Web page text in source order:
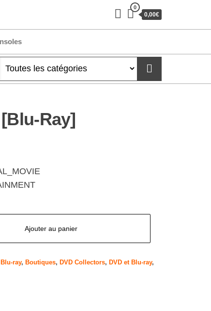
0
0,00€
Ray]
Ajouter au panier
Blu-ray, Boutiques, DVD Collectors, DVD et Blu-ray,